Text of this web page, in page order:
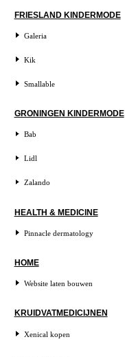
FRIESLAND KINDERMODE
Galeria
Kik
Smallable
GRONINGEN KINDERMODE
Bab
Lidl
Zalando
HEALTH & MEDICINE
Pinnacle dermatology
HOME
Website laten bouwen
KRUIDVATMEDICIJNEN
Xenical kopen